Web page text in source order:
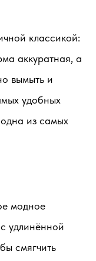
классикой:
аккуратная, а
вымыть и
удобных
из самых
модное
удлинённой
смягчить